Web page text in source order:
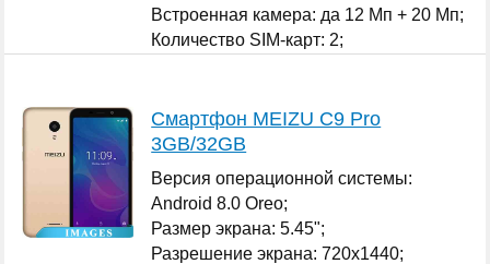
Встроенная камера: да 12 Мп + 20 Мп;
Количество SIM-карт: 2;
Смартфон MEIZU С9 Pro
3GB/32GB
Версия операционной системы:
Android 8.0 Oreo;
Размер экрана: 5.45";
Разрешение экрана: 720x1440;